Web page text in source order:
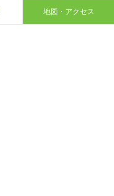
地図・アクセス